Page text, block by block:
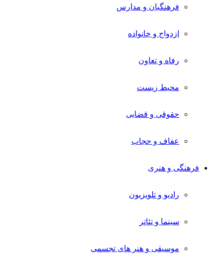
فرهنگیان و مدارس
ازدواج و خانواده
رفاه و تعاون
محیط زیست
حقوقی و قضایی
عفاف و حجاب
فرهنگی و هنری
رادیو و تلویزیون
سینما و تئاتر
موسیقی و هنر های تجسمی